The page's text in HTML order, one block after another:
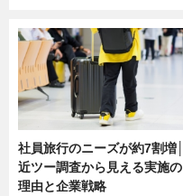
社員旅行のニーズが約7割増│
近ツー調査から見える実施の
理由と企業戦略